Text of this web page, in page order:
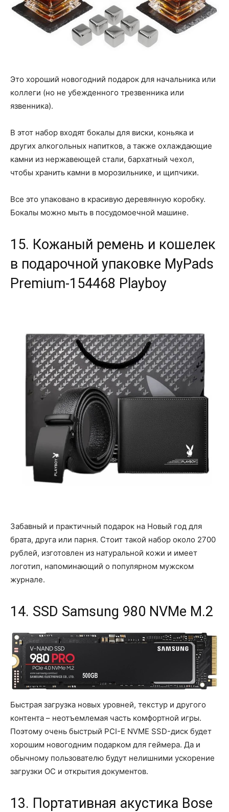
Это хороший новогодний подарок для начальника или
коллеги (но не убежденного трезвенника или
язвенника).
В этот набор входят бокалы для виски, коньяка и
других алкогольных напитков, а также охлаждающие
камни из нержавеющей стали, бархатный чехол,
чтобы хранить камни в морозильнике, и щипчики.
Все это упаковано в красивую деревянную коробку.
Бокалы можно мыть в посудомоечной машине.
15. Кожаный ремень и кошелек
в подарочной упаковке MyPads
Premium-154468 Playboy
Забавный и практичный подарок на Новый год для
брата, друга или парня. Стоит такой набор около 2700
рублей, изготовлен из натуральной кожи и имеет
логотип, напоминающий о популярном мужском
журнале.
14. SSD Samsung 980 NVMe M.2
Быстрая загрузка новых уровней, текстур и другого
контента – неотъемлемая часть комфортной игры.
Поэтому очень быстрый PCI-E NVME SSD-диск будет
хорошим новогодним подарком для геймера. Да и
обычному пользователю будут нелишними ускорение
загрузки ОС и открытия документов.
13. Портативная акустика Bose